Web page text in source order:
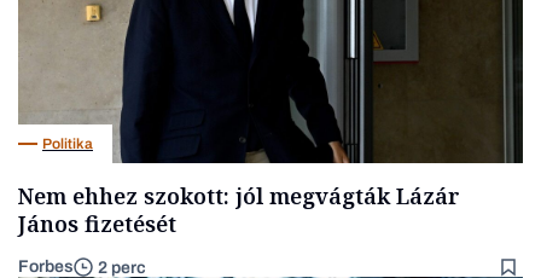
Politika
Nem ehhez szokott: jól megvágták Lázár
János fizetését
Forbes 2 perc